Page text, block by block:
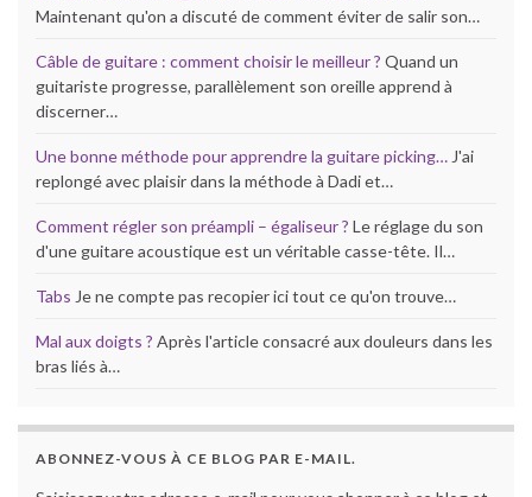
Maintenant qu'on a discuté de comment éviter de salir son…
Câble de guitare : comment choisir le meilleur ? Quand un
guitariste progresse, parallèlement son oreille apprend à
discerner…
Une bonne méthode pour apprendre la guitare picking…J'ai
replongé avec plaisir dans la méthode à Dadi et…
Comment régler son préampli – égaliseur ? Le réglage du son
d'une guitare acoustique est un véritable casse-tête. Il…
Tabs Je ne compte pas recopier ici tout ce qu'on trouve…
Mal aux doigts ? Après l'article consacré aux douleurs dans les
bras liés à…
ABONNEZ-VOUS À CE BLOG PAR E-MAIL.